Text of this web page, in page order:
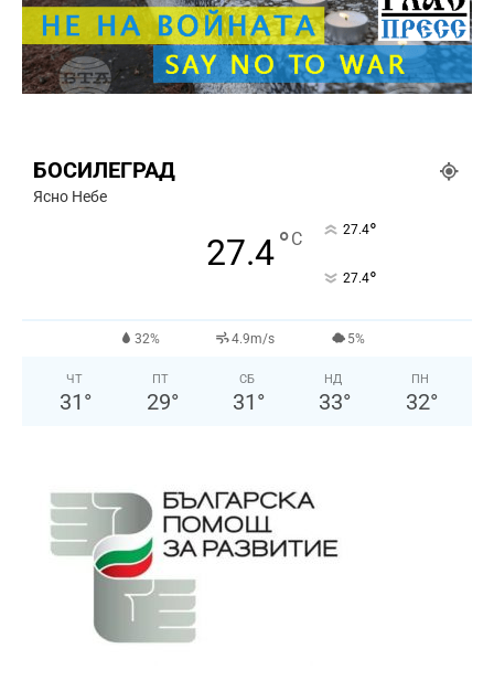
БОСИЛЕГРАД
Ясно Небе
27.4°C 27.4°
27.4°
32% 4.9m/s 5%
ЧТ
31 °
ПТ
29°
СБ
31 °
НД
33°
ПН
32°